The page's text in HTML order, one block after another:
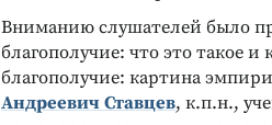
Вниманию слушателей было
благополучие: что это такое
благополучие: картина
Андреевич Ставцев, к.п.н.,